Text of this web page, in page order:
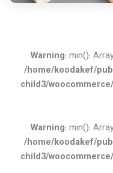
Warning: min():
/home/koodakef/
child3/
Warning: min():
/home/koodakef/
child3/